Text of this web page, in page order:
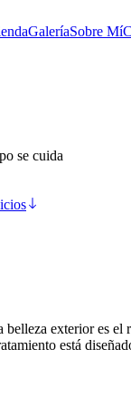
GaleríaSobre Mí
se cuida
exterior es el
está